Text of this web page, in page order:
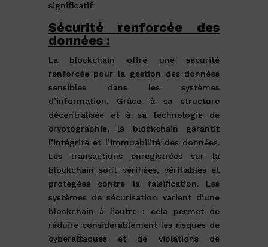
significatif.
Sécurité renforcée des
données :
La blockchain offre une sécurité
renforcée pour la gestion des données
sensibles dans les systèmes
d’information. Grâce à sa structure
décentralisée et à sa technologie de
cryptographie, la blockchain garantit
l’intégrité et l’immuabilité des données.
Les transactions enregistrées sur la
blockchain sont vérifiées, vérifiables et
protégées contre la falsification. Les
systèmes de sécurisation varient d’une
blockchain à l’autre : cela permet de
réduire considérablement les risques de
cyberattaques et de violations de